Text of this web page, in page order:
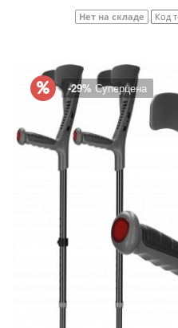
Нет на складе Код
-29% Суперцена